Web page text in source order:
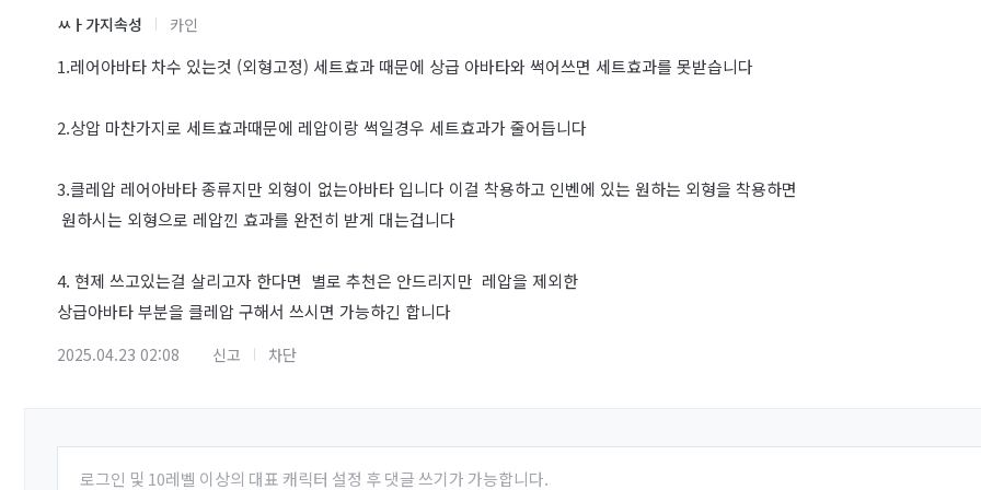
ㅆㅏ가지속성 카인
1.레어아바타 차수 있는것 (외형고정) 세트효과 때문에 상급 아바타와 썩어쓰면 세트효과를 못받습니다
2.상압 마찬가지로 세트효과때문에 레압이랑 썩일경우 세트효과가 줄어듭니다
3.클레압 레어아바타 종류지만 외형이 없는아바타 입니다 이걸 착용하고 인벤에 있는 원하는 외형을 착용하면
원하시는 외형으로 레압낀 효과를 완전히 받게 대는겁니다
4. 현제 쓰고있는걸 살리고자 한다면 별로 추천은 안드리지만 레압을 제외한
상급아바타 부분을 클레압 구해서 쓰시면 가능하긴 합니다
2025.04.23 02:08 신고 차단
로그인 및 10레벨 이상의 대표 캐릭터 설정 후 댓글 쓰기가 가능합니다.